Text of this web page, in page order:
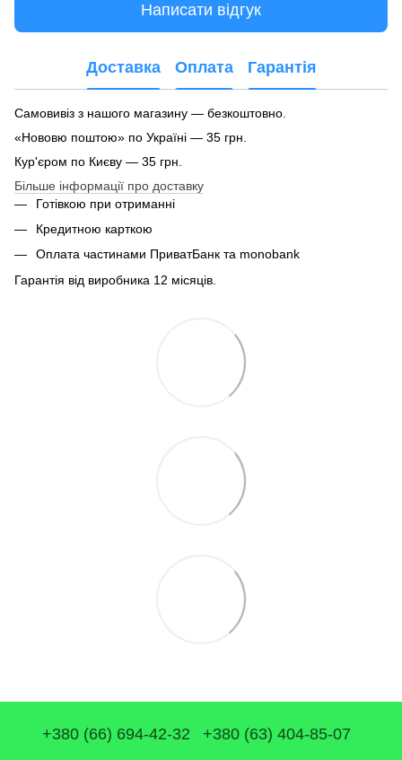
Написати відгук
Доставка Оплата Гарантія
Самовивіз з нашого магазину — безкоштовно.
«Нововю поштою» по Україні — 35 грн.
Кур'єром по Києву — 35 грн.
Більше інформації про доставку
Готівкою при отриманні
Кредитною карткою
Оплата частинами ПриватБанк та monobank
Гарантія від виробника 12 місяців.
+380 (66) 694-42-32 +380 (63) 404-85-07